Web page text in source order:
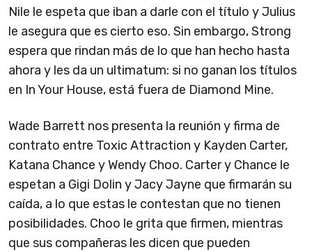
Nile le espeta que iban a darle con el título y Julius
le asegura que es cierto eso. Sin embargo, Strong
espera que rindan más de lo que han hecho hasta
ahora y les da un ultimatum: si no ganan los títulos
en In Your House, está fuera de Diamond Mine.
Wade Barrett nos presenta la reunión y firma de
contrato entre Toxic Attraction y Kayden Carter,
Katana Chance y Wendy Choo. Carter y Chance le
espetan a Gigi Dolin y Jacy Jayne que firmarán su
caída, a lo que estas le contestan que no tienen
posibilidades. Choo le grita que firmen, mientras
que sus compañeras les dicen que pueden